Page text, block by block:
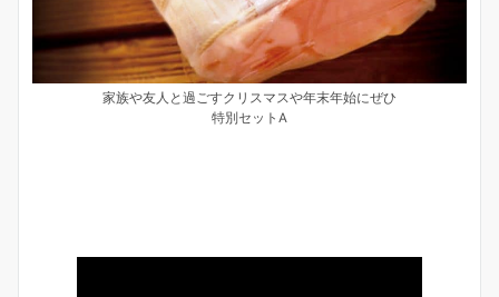
家族や友人と過ごすクリスマスや年末年始にぜひ
特別セットA